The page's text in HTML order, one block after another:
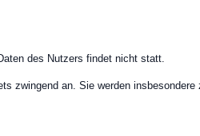
des Nutzers findet nicht statt.
zwingend an. Sie werden insbesondere